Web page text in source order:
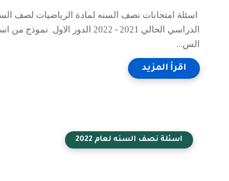
اسئلة امتحانات نصف السنه لمادة الرياضيات لصف
الدراسي الحالي 2021 - 2022 الدور
الس...
اسئلة نصف السنه لعام 2022